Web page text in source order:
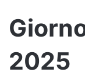
2025